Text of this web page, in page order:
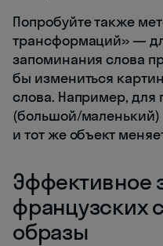
Попробуйте также
трансформаций» —
запоминания слова
бы измениться
слова. Например,
(большой/маленький)
и тот же объект
Эффективное
французских
образы